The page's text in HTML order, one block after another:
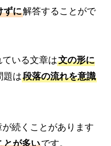
ずに解答することがで
いる文章は文の形に
題は段落の流れを意識
続くことがあります
とが多いです。